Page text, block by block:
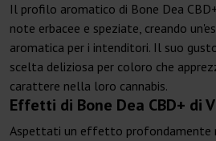
Il profilo aromatico di Bone Dea
note erbacee e speziate, creando
aromatica per i intenditori. Il suo
scelta deliziosa per coloro che
carattere nella loro cannabis.
Effetti di Bone Dea CBD+ di
Aspettati un effetto profondamente